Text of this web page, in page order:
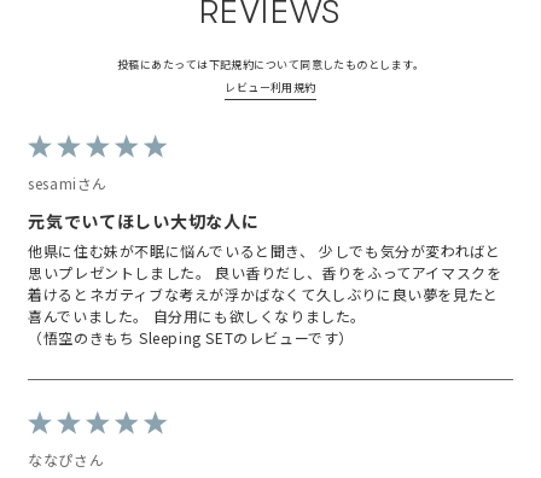
⁡
いわれる知見を融合させた
それはもう良い香りが誕生したよ
⁡
わたしもすごーく前に予約取ろう
として
諦めた記憶があるよ
爽やかさと心地よい重みの
REVIEWS
投稿にあたっては下記規約について同意したものとします。
レビュー利用規約
sesamiさん
元気でいてほしい大切な人に
他県に住む妹が不眠に悩んでいると聞き、 少しでも気分が変わればと
思いプレゼントしました。 良い香りだし、香りをふってアイマスクを
着けるとネガティブな考えが浮かばなくて久しぶりに良い夢を見たと
喜んでいました。 自分用にも欲しくなりました。
（悟空のきもち Sleeping SETのレビューです）
ななぴさん